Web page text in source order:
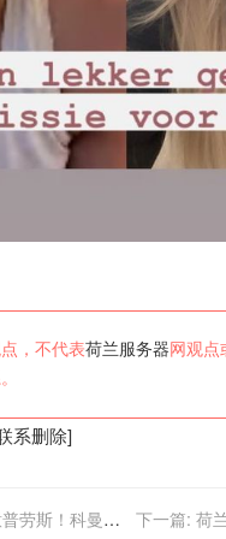
，不代表荷兰服务器 网观点
系删除]
劳斯！科曼或
下一篇: 荷